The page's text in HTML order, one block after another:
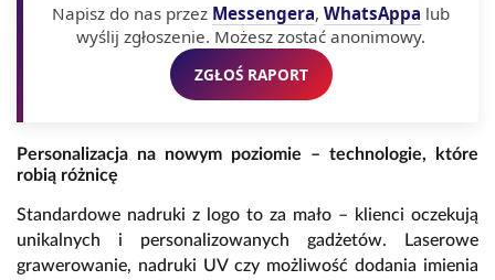
Napisz do nas przez Messengera, WhatsAppa lub
wyślij zgłoszenie. Możesz zostać anonimowy.
ZGŁOŚ RAPORT
Personalizacja na nowym poziomie – technologie, które
robią różnicę
Standardowe nadruki z logo to za mało – klienci oczekują
unikalnych i personalizowanych gadżetów. Laserowe
grawerowanie, nadruki UV czy możliwość dodania imienia